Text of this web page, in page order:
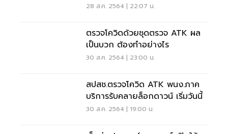
28 ส.ค. 2564 | 22:07 น.
ตรวจโควิดด้วยชุดตรวจ ATK ผล
เป็นบวก ต้องทำอย่างไร
30 ส.ค. 2564 | 23:00 น.
สปสช.ตรวจโควิด ATK พนง.ภาค
บริการรับคลายล็อกดาวน์ เริ่มวันนี้
30 ส.ค. 2564 | 19:00 น.